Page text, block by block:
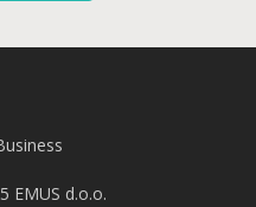
EMUS d.o.o.